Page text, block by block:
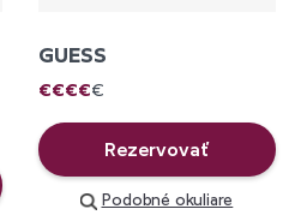
GUESS
€€€€€
Rezervovať
Podobné okuliare